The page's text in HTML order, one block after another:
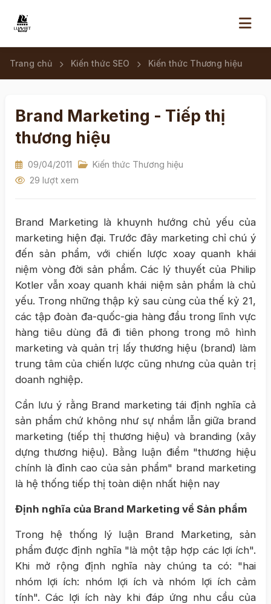
Trang chủ Kiến thức SEO Kiến thức Thương hiệu
Brand Marketing - Tiếp thị
thương hiệu
09/04/2011
Kiến thức Thương hiệu
29 lượt xem
Brand Marketing là khuynh hướng chủ yếu của
marketing hiện đại. Trước đây marketing chỉ chú ý
đến sản phẩm, với chiến lược xoay quanh khái
niệm vòng đời sản phẩm. Các lý thuyết của Philip
Kotler vẫn xoay quanh khái niệm sản phẩm là chủ
yếu. Trong những thập kỷ sau cùng của thế kỷ 21,
các tập đoàn đa-quốc-gia hàng đầu trong lĩnh vực
hàng tiêu dùng đã đi tiên phong trong mô hình
marketing và quản trị lấy thương hiệu (brand) làm
trung tâm của chiến lược cũng nhưng của quản trị
doanh nghiệp.
Cần lưu ý rằng Brand marketing tái định nghĩa cả
sản phẩm chứ không như sự nhầm lẫn giữa brand
marketing (tiếp thị thương hiệu) và branding (xây
dựng thương hiệu). Bằng luận điểm "thương hiệu
chính là đỉnh cao của sản phẩm" brand marketing
là hệ thống tiếp thị toàn diện nhất hiện nay
Định nghĩa của Brand Marketing về Sản phẩm
Trong hệ thống lý luận Brand Marketing, sản
phẩm được định nghĩa "là một tập hợp các lợi ích".
Khi mở rộng định nghĩa này chúng ta có: "hai
nhóm lợi ích: nhóm lợi ích và nhóm lợi ích cảm
tính". Các lợi ích này khi đáp ứng nhu cầu của